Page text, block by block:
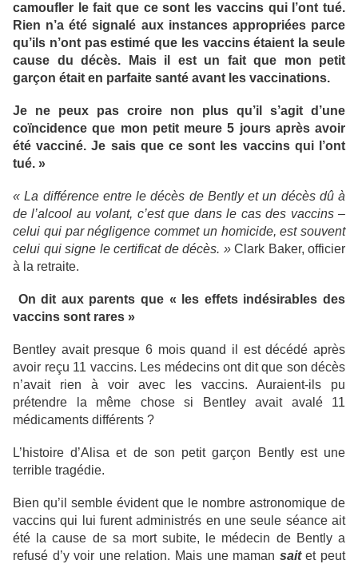
camoufler le fait que ce sont les vaccins qui l’ont tué.
Rien n’a été signalé aux instances appropriées parce
qu’ils n’ont pas estimé que les vaccins étaient la seule
cause du décès. Mais il est un fait que mon petit
garçon était en parfaite santé avant les vaccinations.
Je ne peux pas croire non plus qu’il s’agit d’une
coïncidence que mon petit meure 5 jours après avoir
été vacciné. Je sais que ce sont les vaccins qui l’ont
tué. »
« La différence entre le décès de Bently et un décès dû à
de l’alcool au volant, c’est que dans le cas des vaccins –
celui qui par négligence commet un homicide, est souvent
celui qui signe le certificat de décès. »Clark Baker, officier
à la retraite.
On dit aux parents que « les effets indésirables des
vaccins sont rares »
Bentley avait presque 6 mois quand il est décédé après
avoir reçu 11 vaccins. Les médecins ont dit que son décès
n’avait rien à voir avec les vaccins. Auraient-ils pu
prétendre la même chose si Bentley avait avalé 11
médicaments différents ?
L’histoire d’Alisa et de son petit garçon Bently est une
terrible tragédie.
Bien qu’il semble évident que le nombre astronomique de
vaccins qui lui furent administrés en une seule séance ait
été la cause de sa mort subite, le médecin de Bently a
refusé d’y voir une relation. Mais une maman sait et peut